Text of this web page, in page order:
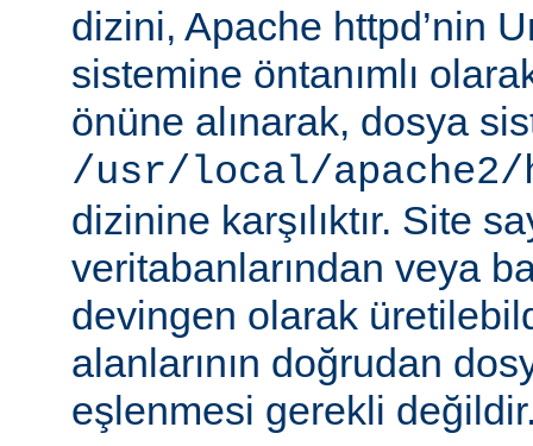
dizini, Apache httpd’nin
sistemine öntanımlı
önüne alınarak, dosya
/usr/local/
dizinine karşılıktır. Site
veritabanlarından veya
devingen olarak
alanlarının doğrudan
eşlenmesi gerekli